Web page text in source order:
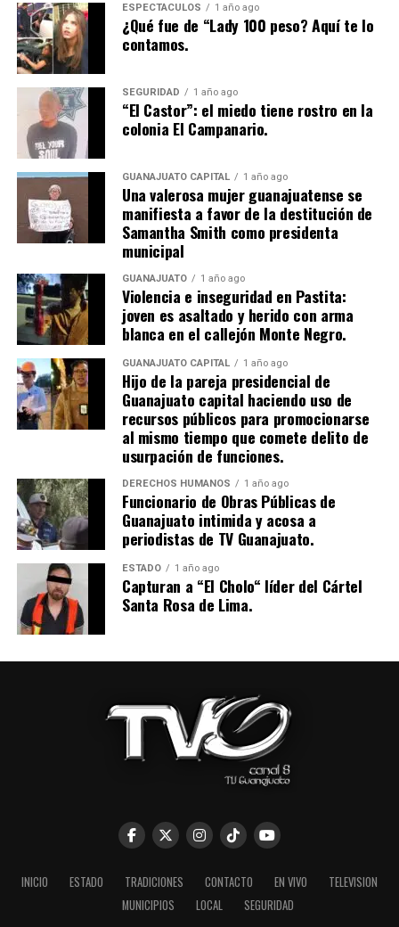
ESPECTÁCULOS 1 año ago
¿Qué fue de “Lady 100 peso? Aquí te lo
contamos.
SEGURIDAD 1 año ago
“El Castor”: el miedo tiene rostro en la
colonia El Campanario.
GUANAJUATO CAPITAL 1 año ago
Una valerosa mujer guanajuatense se
manifiesta a favor de la destitución de
Samantha Smith como presidenta
municipal
GUANAJUATO 1 año ago
Violencia e inseguridad en Pastita:
joven es asaltado y herido con arma
blanca en el callejón Monte Negro.
GUANAJUATO CAPITAL 1 año ago
Hijo de la pareja presidencial de
Guanajuato capital haciendo uso de
recursos públicos para promocionarse
al mismo tiempo que comete delito de
usurpación de funciones.
DERECHOS HUMANOS 1 año ago
Funcionario de Obras Públicas de
Guanajuato intimida y acosa a
periodistas de TV Guanajuato.
ESTADO 1 año ago
Capturan a “El Cholo“ líder del Cártel
Santa Rosa de Lima.
INICIO ESTADO TRADICIONES CONTACTO EN VIVO
TELEVISION
MUNICIPIOS
LOCAL SEGURIDAD